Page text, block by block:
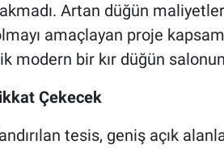
Artan düğün
amaçlayan proje
modern bir kır düğün
Çekecek
tesis, geniş açık